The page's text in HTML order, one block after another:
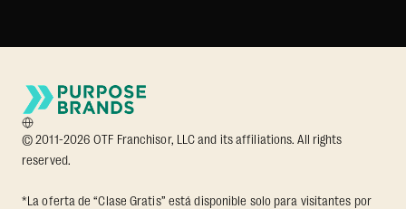
© 2011-2026 OTF Franchisor, LLC and its affiliations. All rights
reserved.
*La oferta de “Clase Gratis” está disponible solo para visitantes por